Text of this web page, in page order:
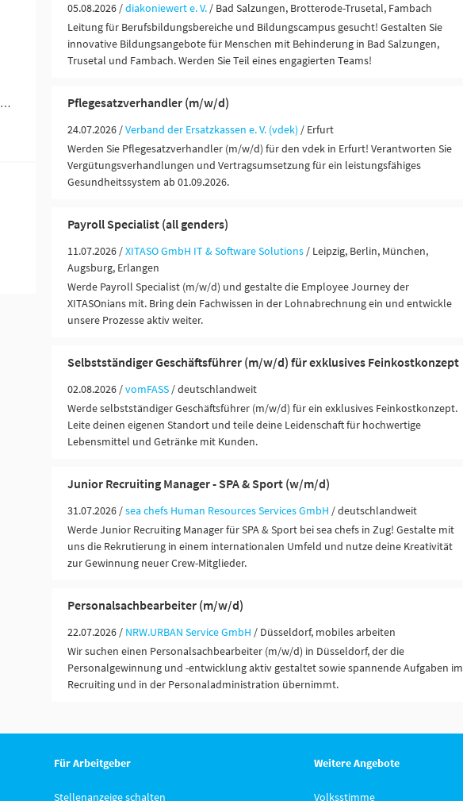
Personalmarketing, -beschaffung, Rekrutierung (2)
05.08.2026 /diakoniewert e. V. / Bad Salzungen, Brotterode-Trusetal, Fambach
Leitung für Berufsbildungsbereiche und Bildungscampus gesucht! Gestalten Sie
innovative Bildungsangebote für Menschen mit Behinderung in Bad Salzungen,
Trusetal und Fambach. Werden Sie Teil eines engagierten Teams!
Pflegesatzverhandler (m/w/d)
24.07.2026 /Verband der Ersatzkassen e. V. (vdek) / Erfurt
Werden Sie Pflegesatzverhandler (m/w/d) für den vdek in Erfurt! Verantworten Sie
Vergütungsverhandlungen und Vertragsumsetzung für ein leistungsfähiges
Gesundheitssystem ab 01.09.2026.
Payroll Specialist (all genders)
11.07.2026 /XITASO GmbH IT & Software Solutions / Leipzig, Berlin, München,
Augsburg, Erlangen
Werde Payroll Specialist (m/w/d) und gestalte die Employee Journey der
XITASOnians mit. Bring dein Fachwissen in der Lohnabrechnung ein und entwickle
unsere Prozesse aktiv weiter.
Selbstständiger Geschäftsführer (m/w/d) für exklusives Feinkostkonzept
02.08.2026 /vomFASS / deutschlandweit
Werde selbstständiger Geschäftsführer (m/w/d) für ein exklusives Feinkostkonzept.
Leite deinen eigenen Standort und teile deine Leidenschaft für hochwertige
Lebensmittel und Getränke mit Kunden.
Junior Recruiting Manager - SPA & Sport (w/m/d)
31.07.2026 /sea chefs Human Resources Services GmbH / deutschlandweit
Werde Junior Recruiting Manager für SPA & Sport bei sea chefs in Zug! Gestalte mit
uns die Rekrutierung in einem internationalen Umfeld und nutze deine Kreativität
zur Gewinnung neuer Crew-Mitglieder.
Personalsachbearbeiter (m/w/d)
22.07.2026 / NRW.URBAN Service GmbH / Düsseldorf, mobiles arbeiten
Wir suchen einen Personalsachbearbeiter (m/w/d) in Düsseldorf, der die
Personalgewinnung und -entwicklung aktiv gestaltet sowie spannende Aufgaben im
Recruiting und in der Personaladministration übernimmt.
Für Arbeitgeber
Stellenanzeige schalten
Weitere Angebote
Volksstimme